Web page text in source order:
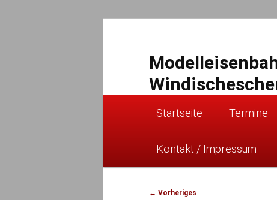
Startseite Termine
Kontakt / Impressum
Bilder-
← Vorheriges